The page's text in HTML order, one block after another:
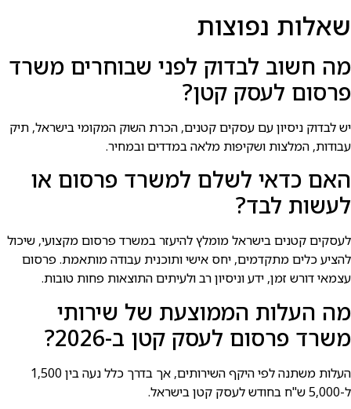
שאלות נפוצות
מה חשוב לבדוק לפני שבוחרים משרד
פרסום לעסק קטן?
יש לבדוק ניסיון עם עסקים קטנים, הכרת השוק המקומי בישראל, תיק
עבודות, המלצות ושקיפות מלאה במדדים ובמחיר.
האם כדאי לשלם למשרד פרסום או
לעשות לבד?
לעסקים קטנים בישראל מומלץ להיעזר במשרד פרסום מקצועי, שיכול
להציע כלים מתקדמים, יחס אישי ותוכנית עבודה מותאמת. פרסום
עצמאי דורש זמן, ידע וניסיון רב ולעיתים התוצאות פחות טובות.
מה העלות הממוצעת של שירותי
משרד פרסום לעסק קטן ב-2026?
העלות משתנה לפי היקף השירותים, אך בדרך כלל נעה בין 1,500
ל-5,000 ש"ח בחודש לעסק קטן בישראל.